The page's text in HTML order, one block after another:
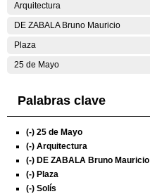
Arquitectura
DE ZABALA Bruno Mauricio
Plaza
25 de Mayo
Palabras clave
(-) 25 de Mayo
(-) Arquitectura
(-) DE ZABALA Bruno Mauricio
(-) Plaza
(-) Solís